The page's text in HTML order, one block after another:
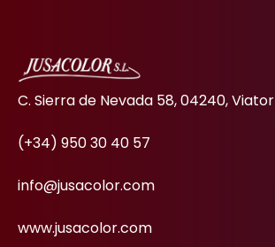
C. Sierra de Nevada 58, 04240, Viator
(+34) 950 30 40 57
info@jusacolor.com
www.jusacolor.com